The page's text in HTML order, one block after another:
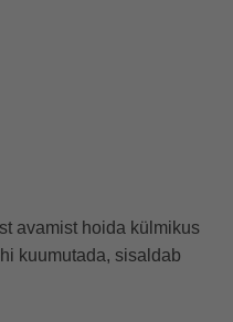
avamist hoida külmikus
kuumutada, sisaldab